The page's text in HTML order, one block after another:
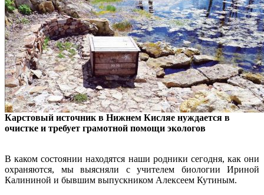
Карстовый источник в Нижнем Кисляе нуждается в
очистке и требует грамотной помощи экологов
В каком состоянии находятся наши родники сегодня, как они
охраняются, мы выясняли с учителем биологии Ириной
Калининой и бывшим выпускником Алексеем Кутиным.